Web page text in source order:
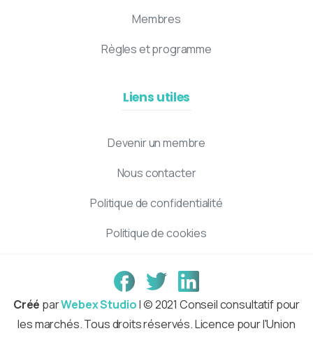
Membres
Règles et programme
Liens utiles
Devenir un membre
Nous contacter
Politique de confidentialité
Politique de cookies
Créé parWebex Studio| © 2021 Conseil consultatif pour
les marchés. Tous droits réservés. Licence pour l'Union